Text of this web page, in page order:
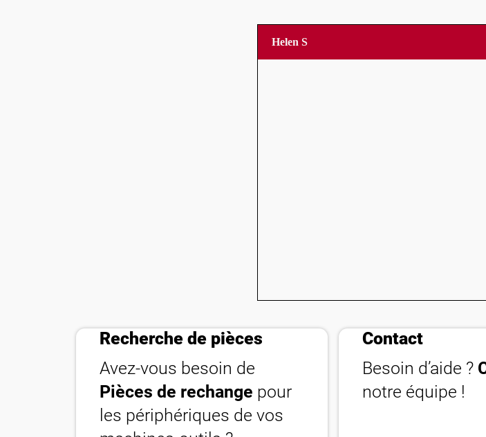
shopping_cart_checkout
Recherche de pièces
Avez-vous besoin de
Pièces de rechange pour
les périphériques de vos
Contact
Besoin d’aide ?
notre équipe !